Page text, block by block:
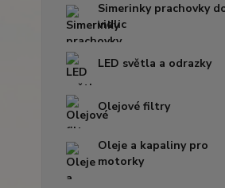
Simerinky prachovky
vidlic
LED světla a odrazky
Olejové filtry
Oleje a kapaliny pro
motorky